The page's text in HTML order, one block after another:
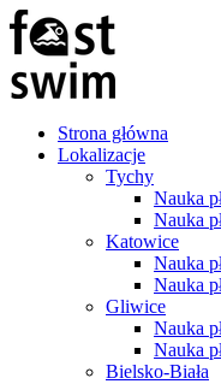
Strona główna
Lokalizacje
Tychy
Nauka
Nauka
Katowice
Nauka
Nauka
Gliwice
Nauka
Nauka
Bielsko-Biała